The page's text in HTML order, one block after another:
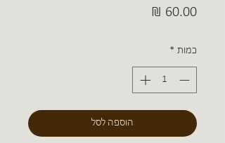
כמות *
הוספה לסל